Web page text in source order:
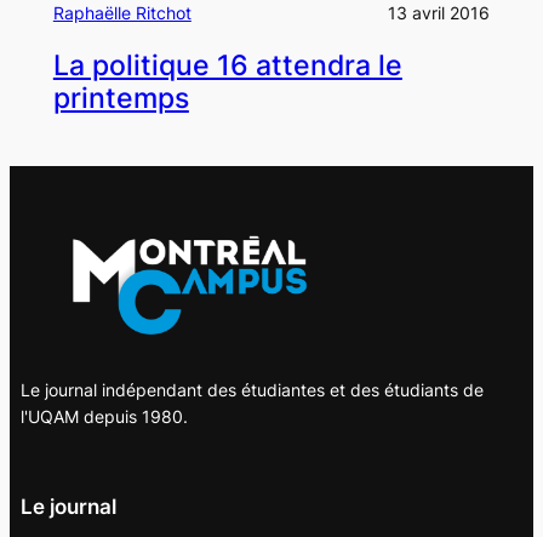
Raphaëlle Ritchot 13 avril 2016
La politique 16 attendra le
printemps
Le journal indépendant des étudiantes et des étudiants de
l'UQAM depuis 1980.
Le journal